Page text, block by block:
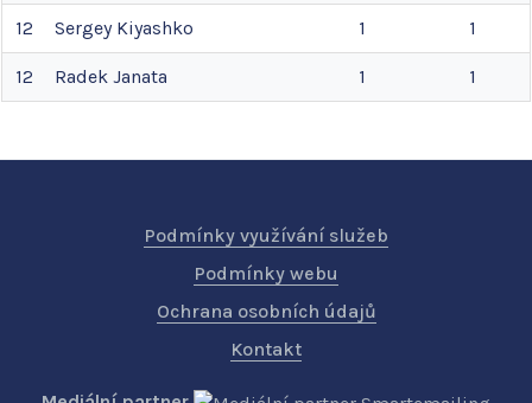
12 Sergey Kiyashko 1 1
12 Radek Janata 1 1
Podmínky využívání služeb
Podmínky webu
Ochrana osobních údajů
Kontakt